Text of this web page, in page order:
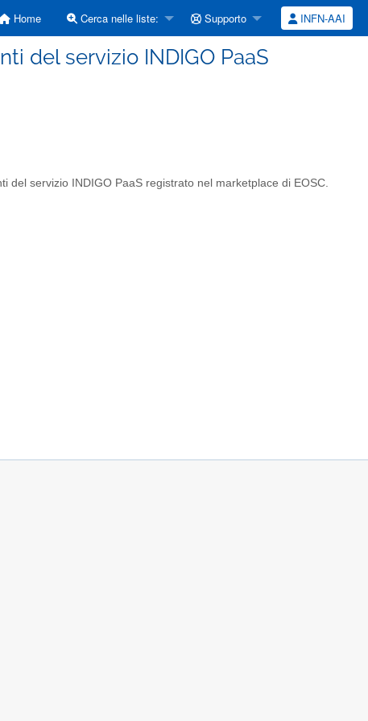
Home Cerca nelle liste: Supporto INFN-AAI
del servizio INDIGO PaaS
del servizio INDIGO PaaS registrato nel marketplace di EOSC.